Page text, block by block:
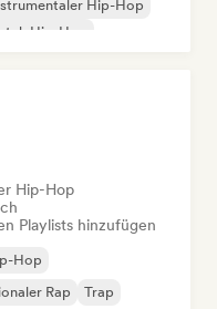
Hip-Hop
Hip-Hop
Hip-Hop
Playlists hinzufügen
Hop
Rap Trap